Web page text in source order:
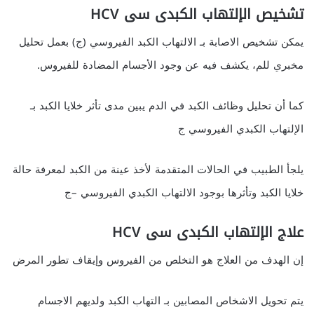
تشخيص الإلتهاب الكبدى سى HCV
يمكن تشخيص الاصابة بـ الالتهاب الكبد الفيروسي (ج) بعمل تحليل
مخبري للم، يكشف فيه عن وجود الأجسام المضادة للفيروس.
كما أن تحليل وظائف الكبد في الدم يبين مدى تأثر خلايا الكبد بـ
الإلتهاب الكبدي الفيروسي ج
يلجأ الطبيب في الحالات المتقدمة لأخذ عينة من الكبد لمعرفة حالة
خلايا الكبد وتأثرها بوجود الالتهاب الكبدي الفيروسي –ج
علاج الإلتهاب الكبدى سى HCV
إن الهدف من العلاج هو التخلص من الفيروس وإيقاف تطور المرض
يتم تحويل الاشخاص المصابين بـ التهاب الكبد ولديهم الاجسام